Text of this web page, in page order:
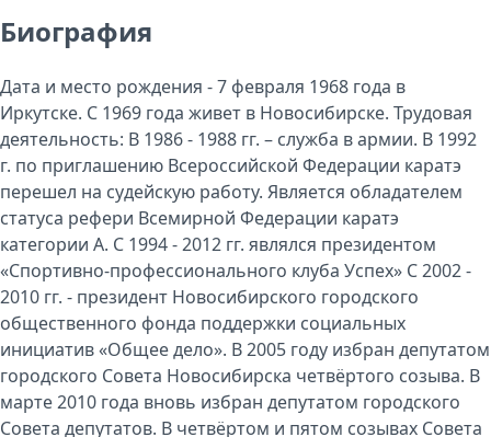
Биография
Дата и место рождения - 7 февраля 1968 года в
Иркутске. С 1969 года живет в Новосибирске. Трудовая
деятельность: В 1986 - 1988 гг. – служба в армии. В 1992
г. по приглашению Всероссийской Федерации каратэ
перешел на судейскую работу. Является обладателем
статуса рефери Всемирной Федерации каратэ
категории А. С 1994 - 2012 гг. являлся президентом
«Спортивно-профессионального клуба Успех» С 2002 -
2010 гг. - президент Новосибирского городского
общественного фонда поддержки социальных
инициатив «Общее дело». В 2005 году избран депутатом
городского Совета Новосибирска четвёртого созыва. В
марте 2010 года вновь избран депутатом городского
Совета депутатов. В четвёртом и пятом созывах Совета